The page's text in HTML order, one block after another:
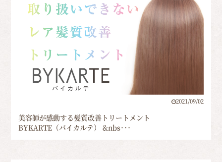
2021/09/02
美容師が感動する髪質改善トリートメント
BYKARTE（バイカルテ） &nbs･･･